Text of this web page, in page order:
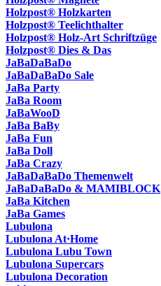
Holzpost® Holzkarten
Holzpost® Teelichthalter
Holzpost® Holz-Art Schriftzüge
Holzpost® Dies & Das
JaBaDaBaDo
JaBaDaBaDo Sale
JaBa Party
JaBa Room
JaBaWooD
JaBa BaBy
JaBa Fun
JaBa Doll
JaBa Crazy
JaBaDaBaDo Themenwelt
JaBaDaBaDo & MAMIBLOCK
JaBa Kitchen
JaBa Games
Lubulona
Lubulona At·Home
Lubulona Lubu Town
Lubulona Supercars
Lubulona Decoration